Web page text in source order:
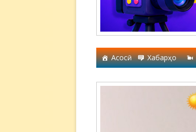
Асосӣ Хабарҳо